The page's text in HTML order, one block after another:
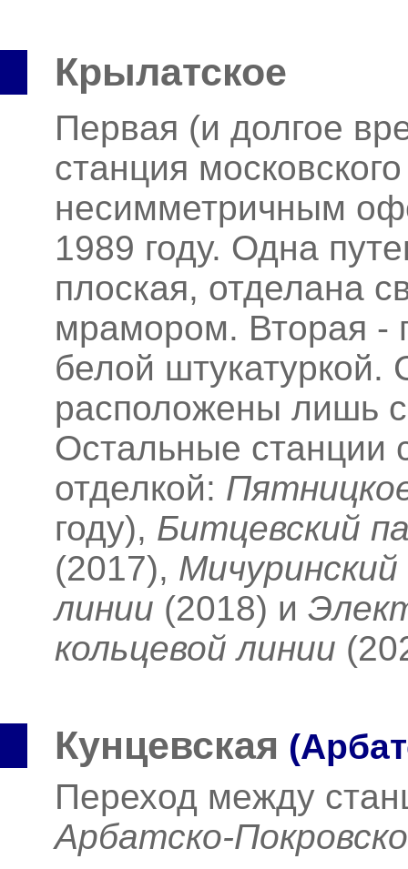
Крылатское
Первая (и долгое
станция
несимметричным
1989 году. Одна
плоская, отделана
мрамором. Вторая -
белой штукатуркой.
расположены лишь
Остальные станции
отделкой:
году), Битцевский
(2017),
линии (2018) и
кольцевой линии
Кунцевская
Переход между
Арбатско-